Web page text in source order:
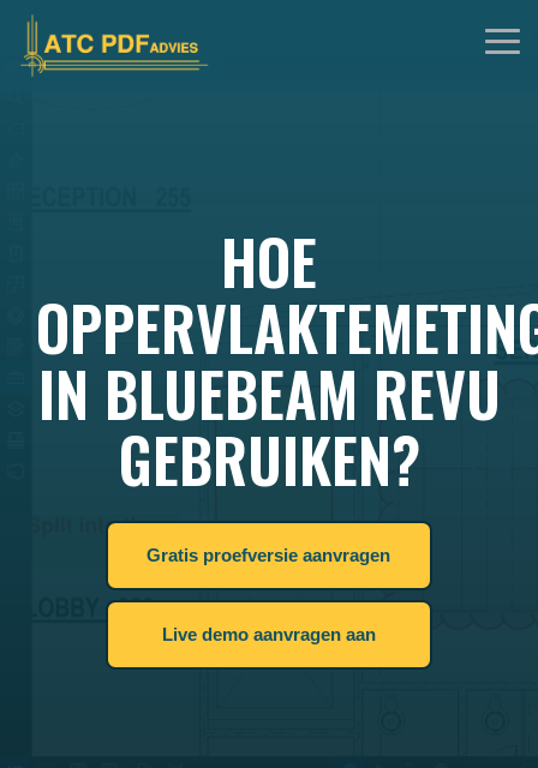
Skip
the
main
HOE
IN BLUEBEAM REVU
GEBRUIKEN?
Gratis proefversie aanvragen
Live demo aanvragen aan